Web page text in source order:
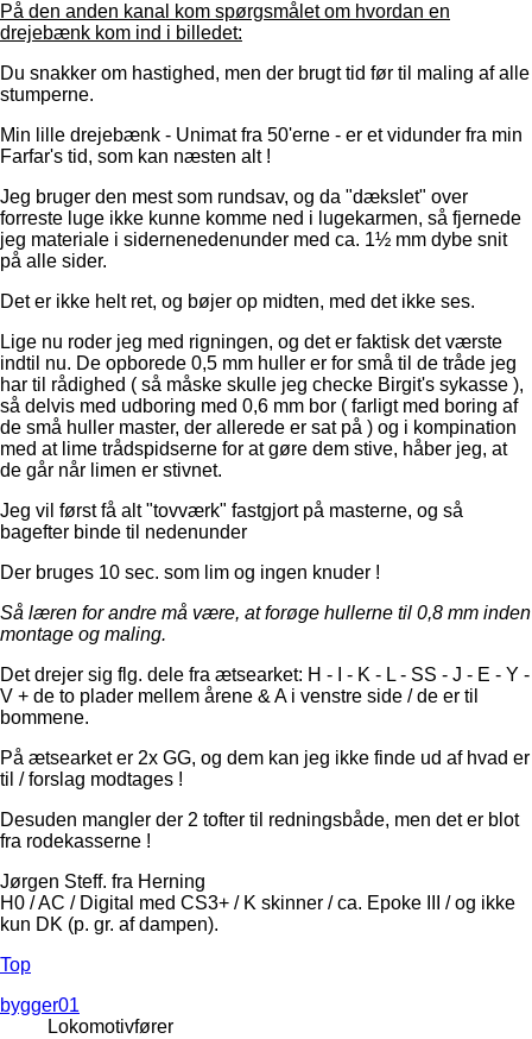
På den anden kanal kom spørgsmålet om hvordan en
drejebænk kom ind i billedet:
Du snakker om hastighed, men der brugt tid før til maling af alle
stumperne.
Min lille drejebænk - Unimat fra 50'erne - er et vidunder fra min
Farfar's tid, som kan næsten alt !
Jeg bruger den mest som rundsav, og da "dækslet" over
forreste luge ikke kunne komme ned i lugekarmen, så fjernede
jeg materiale i sidernenedenunder med ca. 1½ mm dybe snit
på alle sider.
Det er ikke helt ret, og bøjer op midten, med det ikke ses.
Lige nu roder jeg med rigningen, og det er faktisk det værste
indtil nu. De opborede 0,5 mm huller er for små til de tråde jeg
har til rådighed ( så måske skulle jeg checke Birgit's sykasse ),
så delvis med udboring med 0,6 mm bor ( farligt med boring af
de små huller master, der allerede er sat på ) og i kompination
med at lime trådspidserne for at gøre dem stive, håber jeg, at
de går når limen er stivnet.
Jeg vil først få alt "tovværk" fastgjort på masterne, og så
bagefter binde til nedenunder
Der bruges 10 sec. som lim og ingen knuder !
Så læren for andre må være, at forøge hullerne til 0,8 mm inden
montage og maling.
Det drejer sig flg. dele fra ætsearket: H - I - K - L - SS - J - E - Y -
V + de to plader mellem årene & A i venstre side / de er til
bommene.
På ætsearket er 2x GG, og dem kan jeg ikke finde ud af hvad er
til / forslag modtages !
Desuden mangler der 2 tofter til redningsbåde, men det er blot
fra rodekasserne !
Jørgen Steff. fra Herning
H0 / AC / Digital med CS3+ / K skinner / ca. Epoke III / og ikke
kun DK (p. gr. af dampen).
Top
bygger01
Lokomotivfører